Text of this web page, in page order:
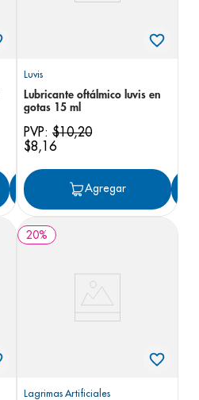
Agregar
Luvis
Lubricante oftálmico luvis en
gotas 15 ml
PVP: $10,20
$8,16
Agregar
20%
Lagrimas Artificiales